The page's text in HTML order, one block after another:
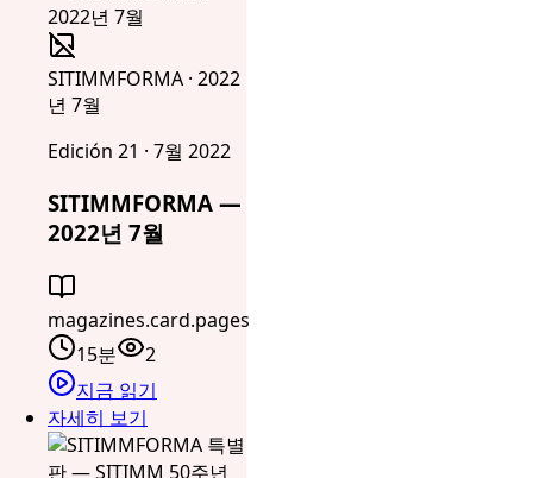
SITIMMFORMA · 2022
년 7월
Edición 21 · 7월 2022
SITIMMFORMA —
2022년 7월
magazines.card.pages
15분
2
지금 읽기
자세히 보기